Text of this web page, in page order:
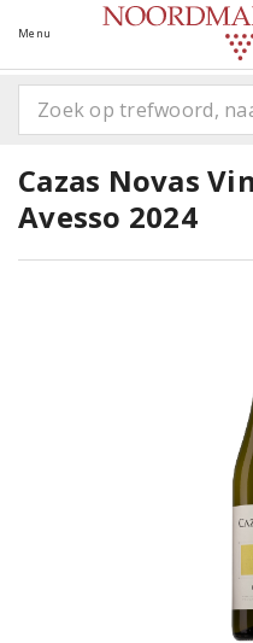
Menu
Cazas Novas
Avesso 2024